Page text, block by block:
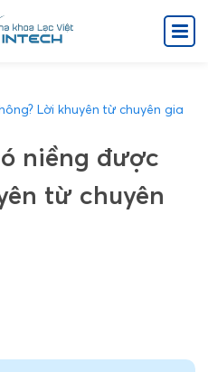
Lời khuyên từ chuyên gia
niềng được
từ chuyên